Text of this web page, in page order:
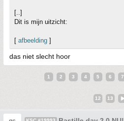
[..]
Dit is mijn uitzicht:
[ afbeelding ]
das niet slecht hoor
1 2 3 4 5 6 7
12 13